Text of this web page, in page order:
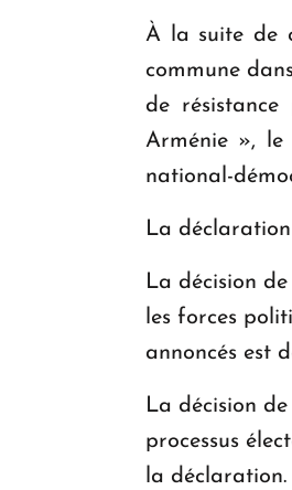
À la suite de
commune
de
Arménie »,
national-
La
La décision
les forces
annoncés est
La décision
processus
la déclaration.